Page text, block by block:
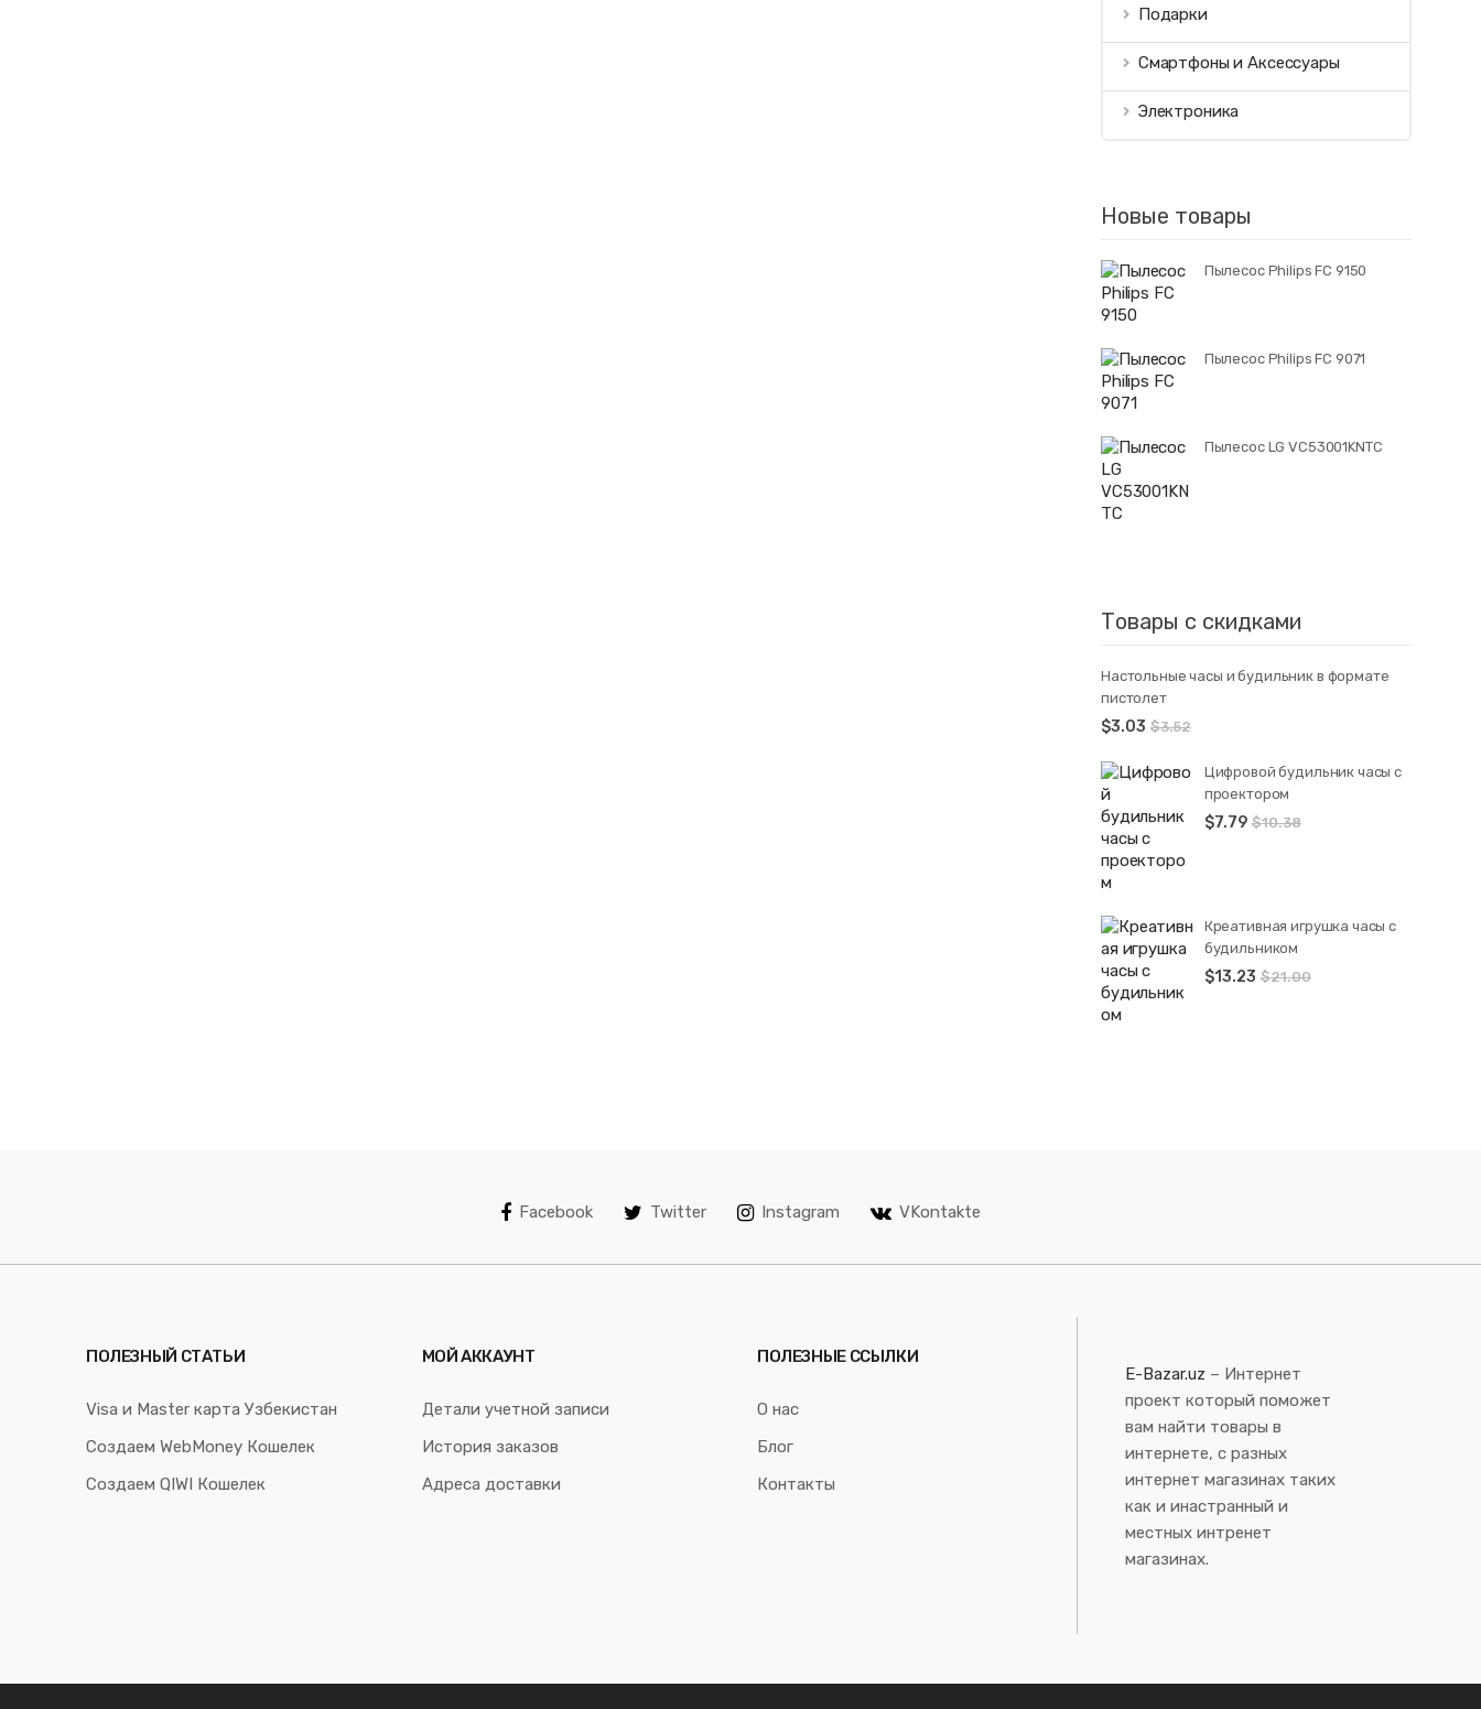
Подарки
Смартфоны и Аксессуары
Электроника
Новые товары
Пылесос Philips FC 9150
Пылесос Philips FC 9071
Пылесос LG VC53001KNTC
Товары с скидками
Настольные часы и будильник в формате
пистолет
$3.03 $3.52
Цифровой будильник часы с
проектором
$7.79 $10.38
Креативная игрушка часы c
будильником
$13.23 $21.00
Facebook Twitter Instagram VKontakte
ПОЛЕЗНЫЙ СТАТЬИ
Visa и Master карта Узбекистан
Создаем WebMoney Кошелек
Создаем QIWI Кошелек
МОЙ АККАУНТ
Детали учетной записи
История заказов
Адреса доставки
ПОЛЕЗНЫЕ ССЫЛКИ
О нас
Блог
Контакты
E-Bazar.uz – Интернет
проект который поможет
вам найти товары в
интернете, с разных
интернет магазинах таких
как и инастранный и
местных интренет
магазинах.